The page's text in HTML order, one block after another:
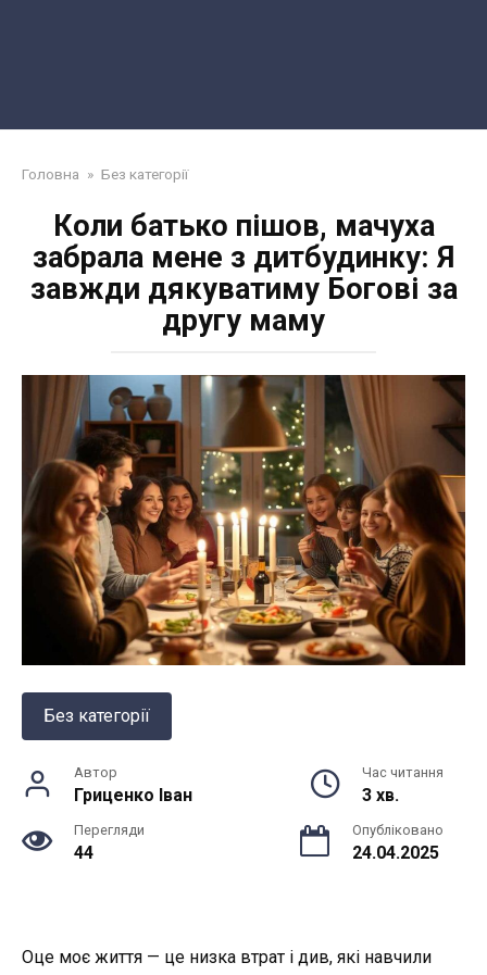
Головна » Без категорії
Коли батько пішов, мачуха
забрала мене з дитбудинку: Я
завжди дякуватиму Богові за
другу маму
Без категорії
Автор
Гриценко Іван
Час читання
3 хв.
Перегляди
44
Опубліковано
24.04.2025
Оце моє життя — це низка втрат і див, які навчили